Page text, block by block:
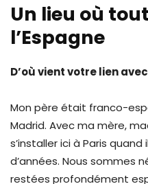
Un lieu où
l’Espagne
D’où vient votre lien
Mon père était franco-
Madrid. Avec ma mère,
s’installer ici à Paris
d’années. Nous sommes
restées profondément